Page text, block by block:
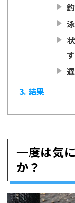
3 結果
一度は気
か？